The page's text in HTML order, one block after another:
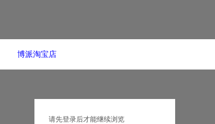
博派淘宝店
请先登录后才能继续浏览